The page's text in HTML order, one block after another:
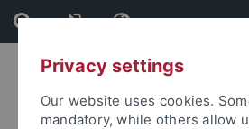
Skip
to
content
Skip
to
footerPrivacy settings
Our website uses cookies.
mandatory, while others allow